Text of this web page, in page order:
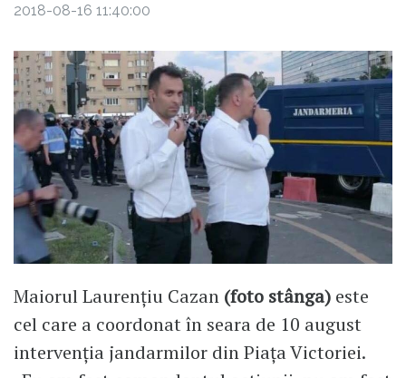
2018-08-16 11:40:00
Maiorul Laurențiu Cazan (foto stânga) este
cel care a coordonat în seara de 10 august
intervenția jandarmilor din Piața Victoriei.